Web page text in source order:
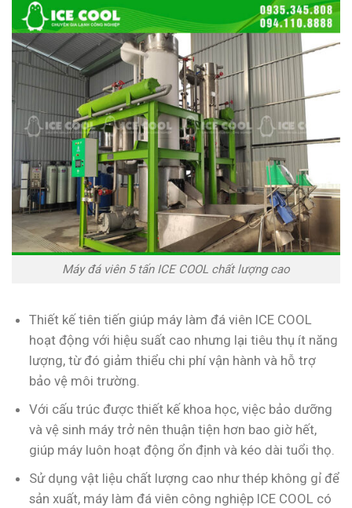
Máy đá viên 5 tấn ICE COOL chất lượng cao
Thiết kế tiên tiến giúp máy làm đá viên ICE COOL
hoạt động với hiệu suất cao nhưng lại tiêu thụ ít năng
lượng, từ đó giảm thiểu chi phí vận hành và hỗ trợ
bảo vệ môi trường.
Với cấu trúc được thiết kế khoa học, việc bảo dưỡng
và vệ sinh máy trở nên thuận tiện hơn bao giờ hết,
giúp máy luôn hoạt động ổn định và kéo dài tuổi thọ.
Sử dụng vật liệu chất lượng cao như thép không gỉ để
sản xuất, máy làm đá viên công nghiệp ICE COOL có